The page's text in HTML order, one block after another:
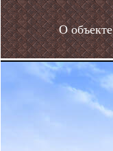
О объекте